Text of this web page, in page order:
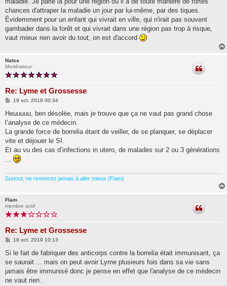
chances d'attraper la maladie un jour par lui-même, par des tiques.
Évidemment pour un enfant qui vivrait en ville, qui n'irait pas souvent
gambader dans la forêt et qui vivrait dans une région pas trop à risque,
vaut mieux rien avoir du tout, on est d'accord
Natsa
Modérateur
Re: Lyme et Grossesse
M
s
a
g
19 oct. 2019 00:34
Heuuuuu, ben désolée, mais je trouve que ça ne vaut pas grand chose
l’analyse de ce médecin.
La grande force de borrelia étant de veiller, de se planquer, se déplacer
vite et déjouer le SI.
Et au vu des cas d’infections in utero, de malades sur 2 ou 3 générations
...
Surtout, ne renoncez jamais à aller mieux (Flam)
Flam
membre actif
Re: Lyme et Grossesse
M
s
a
g
19 oct. 2019 10:13
Si le fait de fabriquer des anticorps contre la borrelia était immunisant, ça
se saurait ... mais on peut avoir Lyme plusieurs fois dans sa vie sans
jamais être immunisé donc je pense en effet que l'analyse de ce médecin
ne vaut rien.